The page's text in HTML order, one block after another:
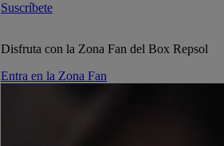
Suscríbete
Disfruta con la Zona Fan del Box Repsol
Entra en la Zona Fan